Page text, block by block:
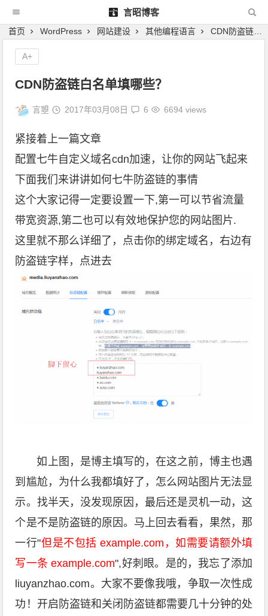
言昭博客
首页 WordPress 网站建设 其他编程语言 CDN防盗链白名单填哪些？
CDN防盗链白名单填哪些？
言曌 2017年03月08日 6 6694 views
紧接着上一篇文章
配置七牛自定义域名cdn加速，让你的网站飞起来
下面我们来讲讲如何七牛防盗链的事情
这个大家记得一定要设置一下,第一可以节省流量
带宽资源,第二也可以有效地保护您的网站图片.
这里就不那么详细了，点击你的绑定域名，右边有
防盗链字样，点进去
如上图，是博主填写的，在这之前，博主也遇
到尴尬，为什么我都填好了，怎么网站图片无法显
示。找半天，没发现原因，最后还是灵机一动，这
个是不是防盗链的原因。马上回去看看，果然，那
一行"但是不包括 example.com，如需要请额外填
写一条 example.com",好刺眼。是的，我忘了添加
liuyanzhao.com。大家不要像我哦，争取一次性成
功！开启防盗链和关闭防盗链都需要几十分钟的处
A+